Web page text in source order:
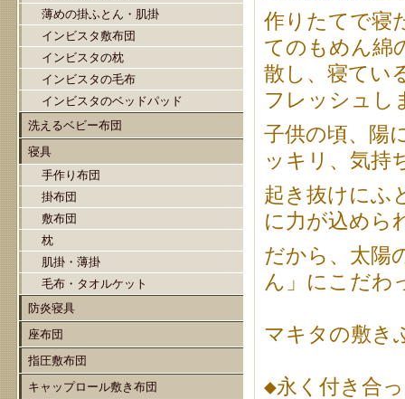
薄めの掛ふとん・肌掛
インビスタ敷布団
インビスタの枕
インビスタの毛布
インビスタのベッドパッド
洗えるベビー布団
寝具
手作り布団
掛布団
敷布団
枕
肌掛・薄掛
毛布・タオルケット
防炎寝具
座布団
指圧敷布団
キャップロール敷き布団
作りたてで寝
てのもめん綿
散し、寝てい
フレッシュし
子供の頃、陽
ッキリ、気持
起き抜けにふ
に力が込めら
だから、太陽
ん」にこだわ
マキタの敷き
◆永く付き合